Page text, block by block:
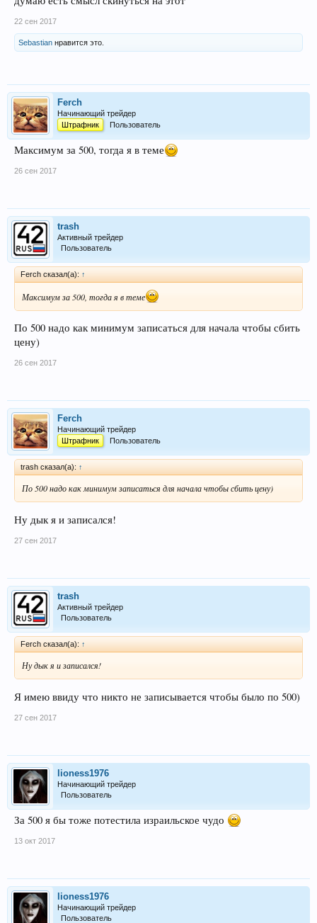
22 сен 2017
Sebastian нравится это.
Ferch
Начинающий трейдер
Штрафник
Пользователь
Максимум за 500, тогда я в теме
26 сен 2017
trash
Активный трейдер
Пользователь
Ferch сказал(а): ↑
Максимум за 500, тогда я в теме
По 500 надо как минимум записаться для начала чтобы сбить
цену)
26 сен 2017
Ferch
Начинающий трейдер
Штрафник
Пользователь
trash сказал(а): ↑
По 500 надо как минимум записаться для начала чтобы сбить цену)
Ну дык я и записался!
27 сен 2017
trash
Активный трейдер
Пользователь
Ferch сказал(а): ↑
Ну дык я и записался!
Я имею ввиду что никто не записывается чтобы было по 500)
27 сен 2017
lioness1976
Начинающий трейдер
Пользователь
За 500 я бы тоже потестила израильское чудо
13 окт 2017
lioness1976
Начинающий трейдер
Пользователь